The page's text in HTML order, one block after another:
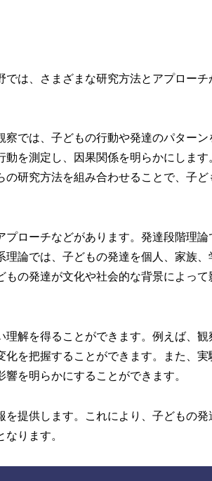
は、さまざまな研究方法とアプローチ
では、子どもの行動や発達のパターン
を測定し、因果関係を明らかにします
研究方法を組み合わせることで、子ど
ローチなどがあります。発達段階理論
論では、子どもの発達を個人、家族、
の発達が文化や社会的な背景によって
解を得ることができます。例えば、観
を把握することができます。また、実
を明らかにすることができます。
提供します。これにより、子どもの発
ります。